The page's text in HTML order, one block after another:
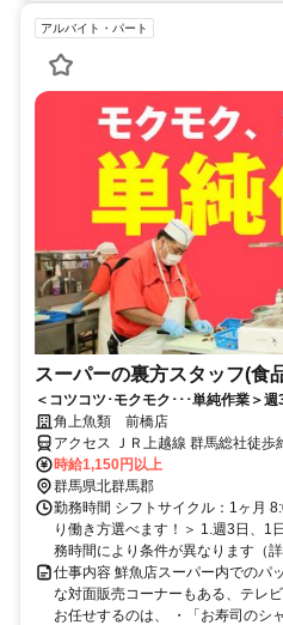
アルバイト・パート
スーパーの裏方スタッフ(食
＜コツコツ･モクモク･･･単純作業＞
大歓迎！★主婦(夫)・フリーター活躍
角上魚類 前橋店
アクセス ＪＲ上越線 群馬総社徒歩
52分、ＪＲ吾妻線 渋川徒歩約99分
バイク・自転車通勤可
時給1,150円以上
群馬県北群馬郡
勤務時間 シフトサイクル：1ヶ月
り働き方選べます！＞ 1.週3日、
務時間により条件が異なります（詳
仕事内容 鮮魚店スーパー内でのパ
な対面販売コーナーもある、テレ
お任せするのは、 ・「お寿司のシ